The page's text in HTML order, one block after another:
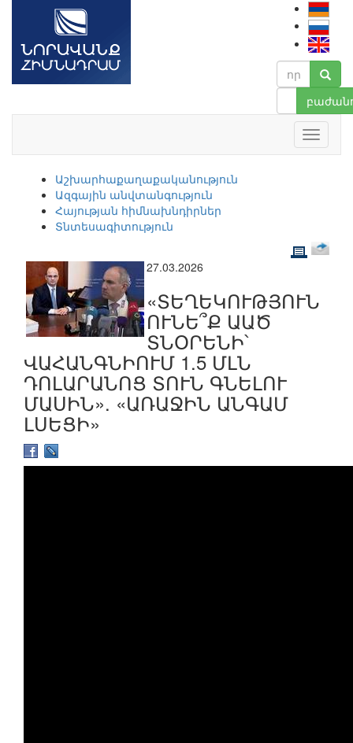
Աշխարհաքաղաքականություն
Ազգային անվտանգություն
Հայության հիմնախնդիրներ
Տնտեսագիտություն
27.03.2026
«ՏԵՂԵԿՈՒԹՅՈՒՆ
ՈՒՆԵ՞Ք ԱԱԾ
ՏՆՕՐԵՆԻ՝
ՎԱՀԱՆԳՆԻՈՒՄ 1.5 ՄԼՆ
ԴՈԼԱՐԱՆՈՑ ՏՈՒՆ ԳՆԵԼՈՒ
ՄԱՍԻՆ». «ԱՌԱՋԻՆ ԱՆԳԱՄ
ԼՍԵՑԻ»